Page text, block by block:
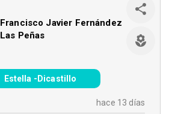
Francisco Javier Fernández
Las Peñas
Estella -Dicastillo
hace 13 días